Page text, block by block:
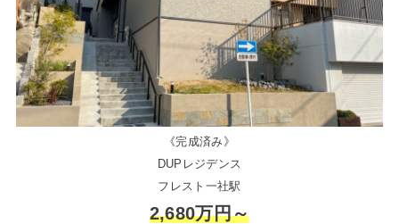
《完成済み》
DUPレジデンス
フレスト一社駅
2,680万円～